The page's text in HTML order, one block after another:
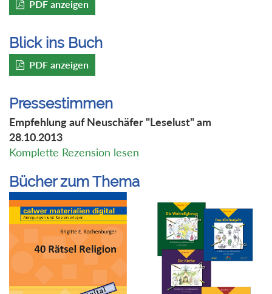
PDF anzeigen
Blick ins Buch
PDF anzeigen
Pressestimmen
Empfehlung auf Neuschäfer "Leselust" am
28.10.2013
Komplette Rezension lesen
Bücher zum Thema